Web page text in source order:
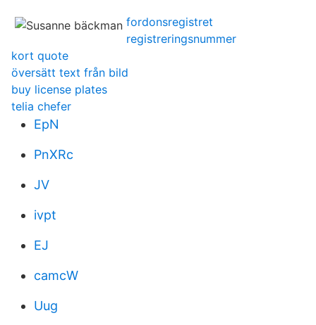
fordonsregistret
registreringsnummer
kort quote
översätt text från bild
buy license plates
telia chefer
EpN
PnXRc
JV
ivpt
EJ
camcW
Uug